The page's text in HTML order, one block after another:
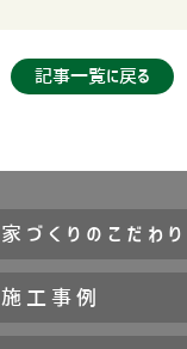
記事一覧に戻る
家づくりのこだわり
施工事例